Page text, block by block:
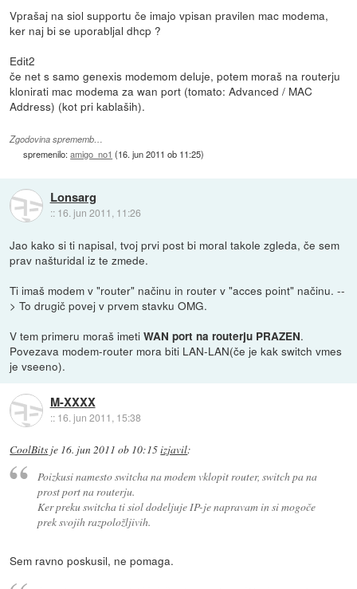
Vprašaj na siol supportu če imajo vpisan pravilen mac modema,
ker naj bi se uporabljal dhcp ?
Edit2
če net s samo genexis modemom deluje, potem moraš na routerju
klonirati mac modema za wan port (tomato: Advanced / MAC
Address) (kot pri kablaših).
Zgodovina sprememb…
spremenilo:amigo_no1 (16. jun 2011 ob 11:25)
Lonsarg
:: 16. jun 2011, 11:26
Jao kako si ti napisal, tvoj prvi post bi moral takole zgleda, če sem
prav našturidal iz te zmede.
Ti imaš modem v "router" načinu in router v "acces point" načinu. --
> To drugič povej v prvem stavku OMG.
V tem primeru moraš imetiWAN port na routerju PRAZEN.
Povezava modem-router mora biti LAN-LAN(če je kak switch vmes
je vseeno).
M-XXXX
:: 16. jun 2011, 15:38
CoolBits je 16. jun 2011 ob 10:15izjavil:
Poizkusi namesto switcha na modem vklopit router, switch pa na
prost port na routerju.
Ker preku switcha ti siol dodeljuje IP-je napravam in si mogoče
prek svojih razpoložljivih.
Sem ravno poskusil, ne pomaga.